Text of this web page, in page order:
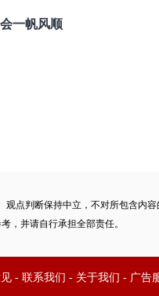
一帆风顺
点判断保持中立，不对所包含内
，并请自行承担全部责任。
- 联系我们 - 关于我们 - 广告